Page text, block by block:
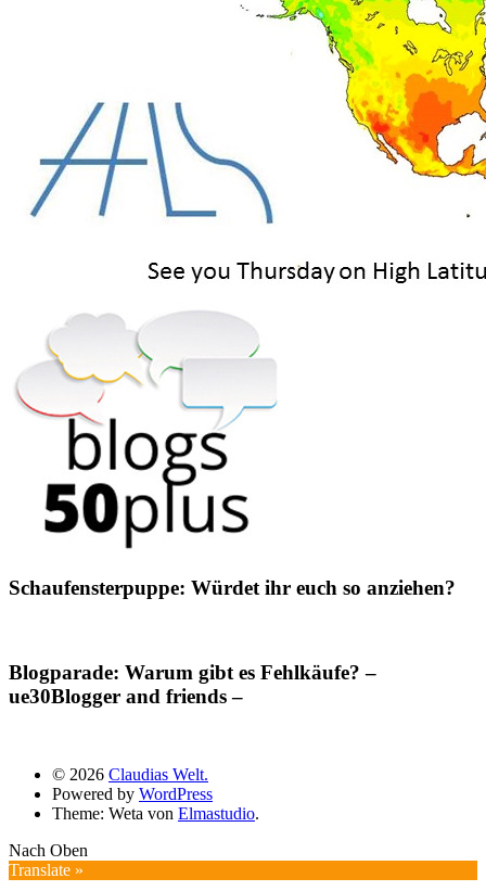
Schaufensterpuppe: Würdet ihr euch so anziehen?
Blogparade: Warum gibt es Fehlkäufe? –
ue30Blogger and friends –
© 2026 Claudias Welt.
Powered by WordPress
Theme: Weta von Elmastudio.
Nach Oben
Translate »